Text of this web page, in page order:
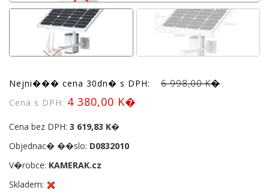
Nejni��� cena 30dn� s DPH: 6 998,00 K�
Cena s DPH: 4 380,00 K�
Cena bez DPH: 3 619,83 K�
Objednac� ��slo: D0832010
V�robce: KAMERAK.cz
Skladem: